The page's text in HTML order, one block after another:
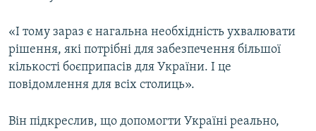
«І тому зараз є нагальна необхідність ухвалювати
рішення, які потрібні для забезпечення більшої
кількості боєприпасів для України. І це
повідомлення для всіх столиць».
Він підкреслив, що допомогти Україні реально,